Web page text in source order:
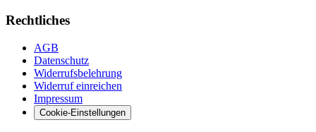
Rechtliches
AGB
Datenschutz
Widerrufsbelehrung
Widerruf einreichen
Impressum
Cookie-Einstellungen